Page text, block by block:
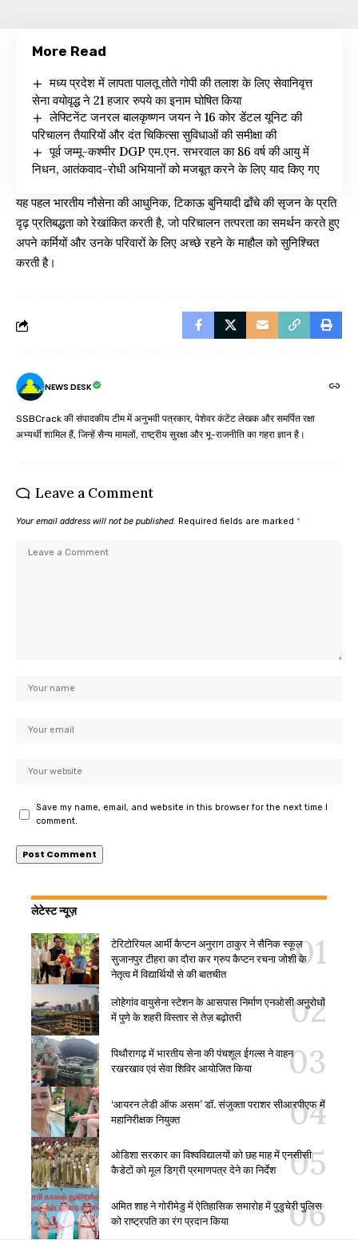
More Read
मध्य प्रदेश में लापता पालतू तोते गोपी की तलाश के लिए सेवानिवृत्त
सेना वयोवृद्ध ने 21 हजार रुपये का इनाम घोषित किया
लेफ्टिनेंट जनरल बालकृष्णन जयन ने 16 कोर डेंटल यूनिट की
परिचालन तैयारियों और दंत चिकित्सा सुविधाओं की समीक्षा की
पूर्व जम्मू-कश्मीर DGP एम.एन. सभरवाल का 86 वर्ष की आयु में
निधन, आतंकवाद-रोधी अभियानों को मजबूत करने के लिए याद किए गए
यह पहल भारतीय नौसेना की आधुनिक, टिकाऊ बुनियादी ढाँचे की सृजन के प्रति
दृढ़ प्रतिबद्धता को रेखांकित करती है, जो परिचालन तत्परता का समर्थन करते हुए
अपने कर्मियों और उनके परिवारों के लिए अच्छे रहने के माहौल को सुनिश्चित
करती है।
NEWS DESK
SSBCrack की संपादकीय टीम में अनुभवी पत्रकार, पेशेवर कंटेंट लेखक और समर्पित रक्षा
अभ्यर्थी शामिल हैं, जिन्हें सैन्य मामलों, राष्ट्रीय सुरक्षा और भू-राजनीति का गहरा ज्ञान है।
Leave a Comment
Your email address will not be published. Required fields are marked *
Save my name, email, and website in this browser for the next time I
comment.
लेटेस्ट न्यूज़
टेरिटोरियल आर्मी कैप्टन अनुराग ठाकुर ने सैनिक स्कूल
सुजानपुर टीहरा का दौरा कर ग्रुप कैप्टन रचना जोशी के
नेतृत्व में विद्यार्थियों से की बातचीत
लोहेगांव वायुसेना स्टेशन के आसपास निर्माण एनओसी अनुरोधों
में पुणे के शहरी विस्तार से तेज़ बढ़ोतरी
पिथौरागढ़ में भारतीय सेना की पंचशूल ईगल्स ने वाहन
रखरखाव एवं सेवा शिविर आयोजित किया
‘आयरन लेडी ऑफ असम’ डॉ. संजुक्ता पराशर सीआरपीएफ में
महानिरीक्षक नियुक्त
ओडिशा सरकार का विश्वविद्यालयों को छह माह में एनसीसी
कैडेटों को मूल डिग्री प्रमाणपत्र देने का निर्देश
अमित शाह ने गोरीमेडु में ऐतिहासिक समारोह में पुडुचेरी पुलिस
को राष्ट्रपति का रंग प्रदान किया